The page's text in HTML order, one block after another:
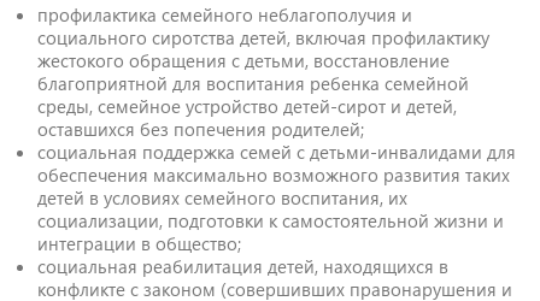
профилактика семейного неблагополучия и
социального сиротства детей, включая профилактику
жестокого обращения с детьми, восстановление
благоприятной для воспитания ребенка семейной
среды, семейное устройство детей-сирот и детей,
оставшихся без попечения родителей;
социальная поддержка семей с детьми-инвалидами для
обеспечения максимально возможного развития таких
детей в условиях семейного воспитания, их
социализации, подготовки к самостоятельной жизни и
интеграции в общество;
социальная реабилитация детей, находящихся в
конфликте с законом (совершивших правонарушения и